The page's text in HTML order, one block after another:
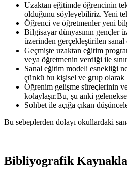
Uzaktan eğitimde öğrencinin
olduğunu söyleyebiliriz. Yeni
Öğrenci ve öğretmenler yeni
Bilgisayar dünyasının gençler
üzerinden gerçekleştirilen sanal
Geçmişte uzaktan eğitim
veya öğretmenin verdiği ile
Sanal eğitim modeli esnekliği
çünkü bu kişisel ve grup olarak
Öğrenim gelişme süreçlerinin
kolaylaşır.Bu, şu anki
Sohbet ile açığa çıkan
Bu sebeplerden dolayı okullardaki
Bibliyografik